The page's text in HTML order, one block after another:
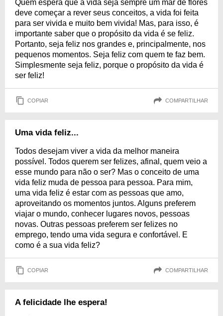
Quem espera que a vida seja sempre um mar de flores
deve começar a rever seus conceitos, a vida foi feita
para ser vivida e muito bem vivida! Mas, para isso, é
importante saber que o propósito da vida é se feliz.
Portanto, seja feliz nos grandes e, principalmente, nos
pequenos momentos. Seja feliz com quem te faz bem.
Simplesmente seja feliz, porque o propósito da vida é
ser feliz!
COPIAR COMPARTILHAR
Uma vida feliz...
Todos desejam viver a vida da melhor maneira
possível. Todos querem ser felizes, afinal, quem veio a
esse mundo para não o ser? Mas o conceito de uma
vida feliz muda de pessoa para pessoa. Para mim,
uma vida feliz é estar com as pessoas que amo,
aproveitando os momentos juntos. Alguns preferem
viajar o mundo, conhecer lugares novos, pessoas
novas. Outras pessoas preferem ser felizes no
emprego, tendo uma vida segura e confortável. E
como é a sua vida feliz?
COPIAR COMPARTILHAR
A felicidade lhe espera!